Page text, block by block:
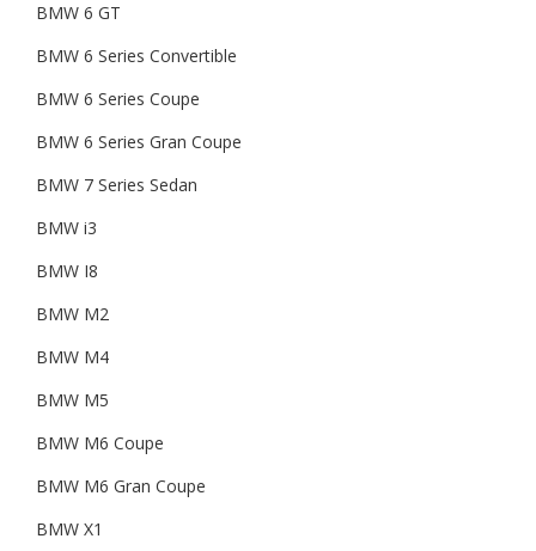
BMW 6 GT
BMW 6 Series Convertible
BMW 6 Series Coupe
BMW 6 Series Gran Coupe
BMW 7 Series Sedan
BMW i3
BMW I8
BMW M2
BMW M4
BMW M5
BMW M6 Coupe
BMW M6 Gran Coupe
BMW X1